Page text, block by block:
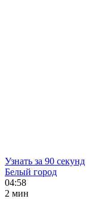
Узнать за 90 секунд
Белый город
04:58
2 мин